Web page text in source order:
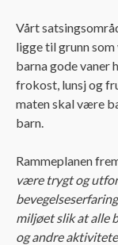
Vårt
ligge til grunn
barna gode vaner
frokost, lunsj og
maten skal være
barn.
Rammeplanen
være trygt og
miljøet slik at alle
og andre